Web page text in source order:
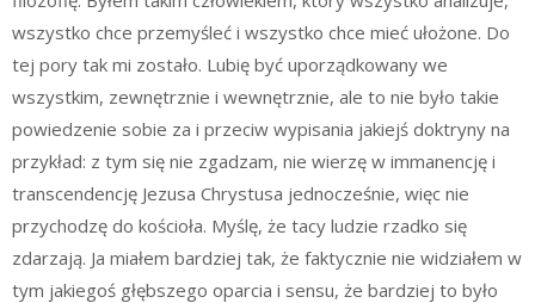
wszystko chce przemyśleć i wszystko chce mieć ułożone. Do
tej pory tak mi zostało. Lubię być uporządkowany we
wszystkim, zewnętrznie i wewnętrznie, ale to nie było takie
powiedzenie sobie za i przeciw wypisania jakiejś doktryny na
przykład: z tym się nie zgadzam, nie wierzę w immanencję i
transcendencję Jezusa Chrystusa jednocześnie, więc nie
przychodzę do kościoła. Myślę, że tacy ludzie rzadko się
zdarzają. Ja miałem bardziej tak, że faktycznie nie widziałem w
tym jakiegoś głębszego oparcia i sensu, że bardziej to było